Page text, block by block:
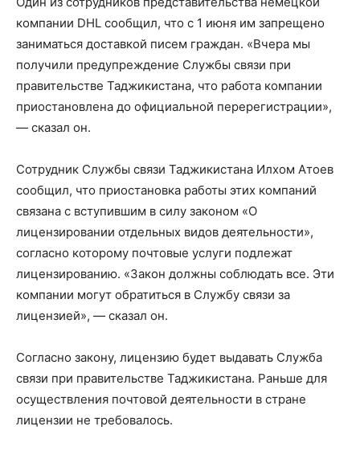
компании DHL сообщил, что с 1 июня им запрещено
заниматься доставкой писем граждан. «Вчера мы
получили предупреждение Службы связи при
правительстве Таджикистана, что работа компании
приостановлена до официальной перерегистрации»,
— сказал он.
Сотрудник Службы связи Таджикистана Илхом Атоев
сообщил, что приостановка работы этих компаний
связана с вступившим в силу законом «О
лицензировании отдельных видов деятельности»,
согласно которому почтовые услуги подлежат
лицензированию. «Закон должны соблюдать все. Эти
компании могут обратиться в Службу связи за
лицензией», — сказал он.
Согласно закону, лицензию будет выдавать Служба
связи при правительстве Таджикистана. Раньше для
осуществления почтовой деятельности в стране
лицензии не требовалось.